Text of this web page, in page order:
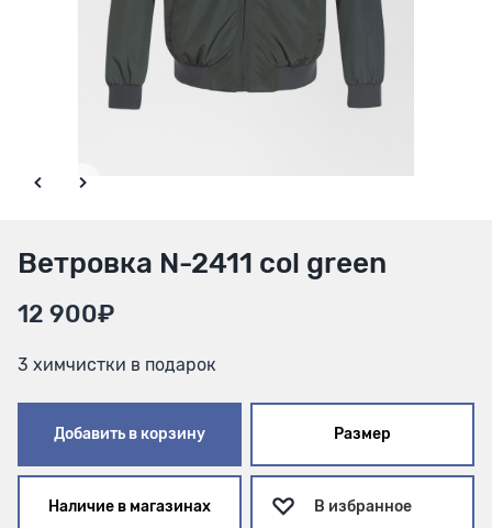
Ветровка N-2411 col green
12 900₽
3 химчистки в подарок
Добавить в корзину Размер
Наличие в магазинах В избранное